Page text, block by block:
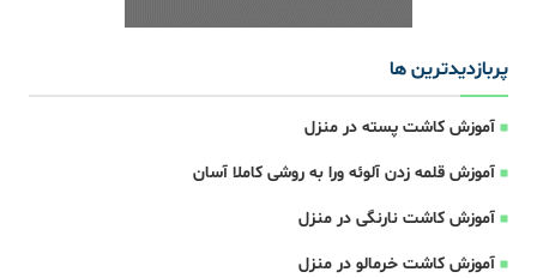
پربازدیدترین ها
آموزش کاشت پسته در منزل
آموزش قلمه زدن آلوئه ورا به روشی کاملا آسان
آموزش کاشت نارنگی در منزل
آموزش کاشت خرمالو در منزل